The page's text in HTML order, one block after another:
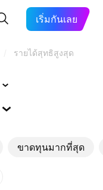
เริ่มกันเลย
รายได้สุทธิสูงสุด
ขาดทุนมากที่สุด